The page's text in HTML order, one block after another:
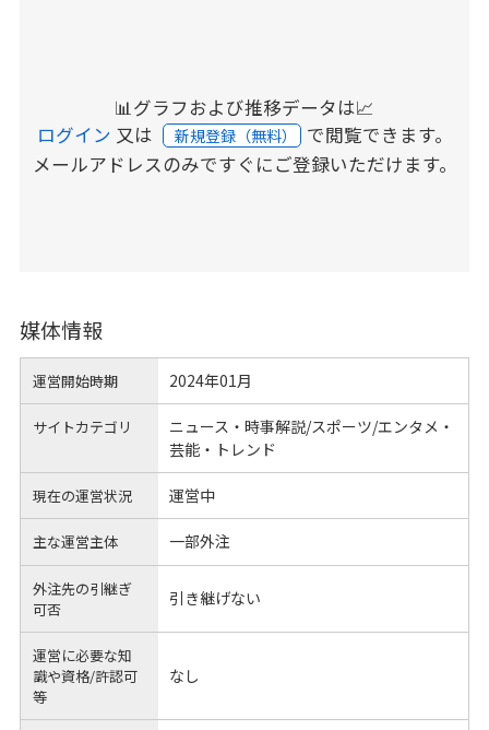
📊グラフおよび推移データは📈
ログイン 又は 新規登録（無料） で閲覧できます。
メールアドレスのみですぐにご登録いただけます。
媒体情報
運営開始時期 2024年01月
サイトカテゴリ
ニュース・時事解説/スポーツ/エンタメ・
芸能・トレンド
現在の運営状況 運営中
主な運営主体 一部外注
外注先の引継ぎ
可否
引き継げない
運営に必要な知
識や資格/許認可
等
なし